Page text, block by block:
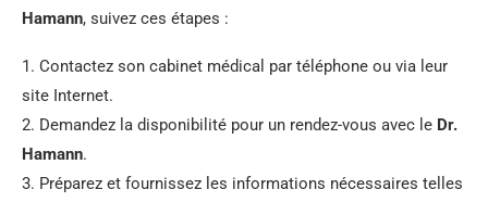
Hamann, suivez ces étapes :
1. Contactez son cabinet médical par téléphone ou via leur
site Internet.
2. Demandez la disponibilité pour un rendez-vous avec le Dr.
Hamann.
3. Préparez et fournissez les informations nécessaires telles